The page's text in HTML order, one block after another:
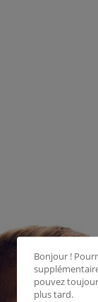
Bonjour !
pouvez
plus tard.